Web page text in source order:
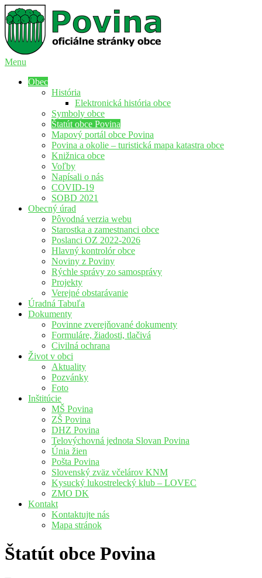
Menu
Obec
História
Elektronická história obce
Symboly obce
Štatút obce Povina
Mapový portál obce Povina
Povina a okolie – turistická mapa katastra obce
Knižnica obce
Voľby
Napísali o nás
COVID-19
SOBD 2021
Obecný úrad
Pôvodná verzia webu
Starostka a zamestnanci obce
Poslanci OZ 2022-2026
Hlavný kontrolór obce
Noviny z Poviny
Rýchle správy zo samosprávy
Projekty
Verejné obstarávanie
Úradná Tabuľa
Dokumenty
Povinne zverejňované dokumenty
Formuláre, žiadosti, tlačivá
Civilná ochrana
Život v obci
Aktuality
Pozvánky
Foto
Inštitúcie
MŠ Povina
ZŠ Povina
DHZ Povina
Telovýchovná jednota Slovan Povina
Únia žien
Pošta Povina
Slovenský zväz včelárov KNM
Kysucký lukostrelecký klub – LOVEC
ZMO DK
Kontakt
Kontaktujte nás
Mapa stránok
Štatút obce Povina